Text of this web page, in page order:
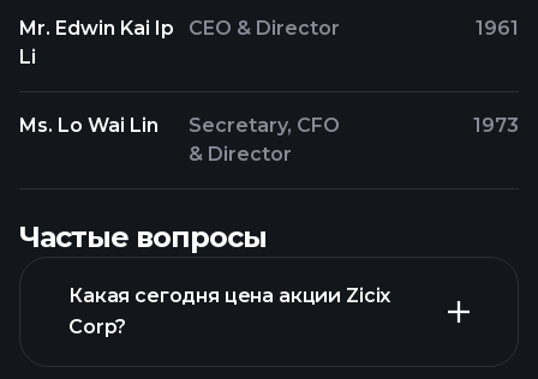
Mr. Edwin Kai Ip
Li
CEO & Director 1961
Ms. Lo Wai Lin
Secretary, CFO
& Director
1973
Частые вопросы
Какая сегодня цена акции Zicix
Corp?